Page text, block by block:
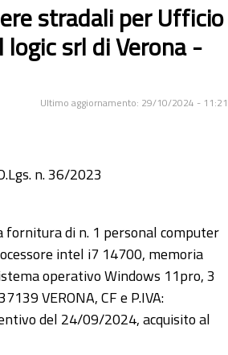
stradali per Ufficio
srl di Verona -
Ultimo aggiornamento: 29/10/2024 - 11:21
n. 36/2023
fornitura di n. 1 personal computer
intel i7 14700, memoria
operativo Windows 11pro, 3
VERONA, CF e P.IVA:
del 24/09/2024, acquisito al